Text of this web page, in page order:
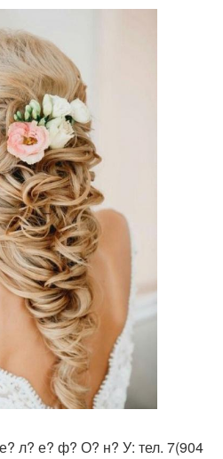
л? е? ф? О? н? У: тел. 7(904